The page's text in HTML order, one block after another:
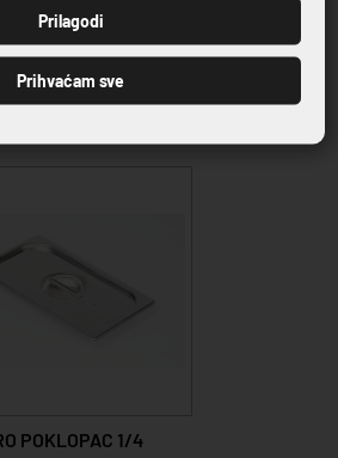
KVALITETA PROIZVODA
POKLOPAC 1/4
Prilagodi
Prihvaćam sve